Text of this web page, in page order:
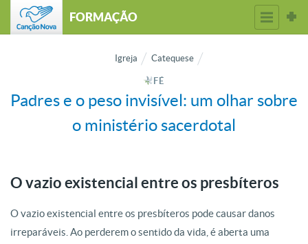
FORMAÇÃO
Igreja Catequese
FÉ
Padres e o peso invisível: um olhar sobre
o ministério sacerdotal
O vazio existencial entre os presbíteros
O vazio existencial entre os presbíteros pode causar danos
irreparáveis. Ao perderem o sentido da vida, é aberta uma